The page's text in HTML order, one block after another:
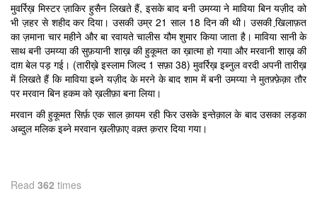
मुवर्रिख़ मिस्टर ज़ाकिर हुसैन लिखते हैं, इसके बाद बनी उमय्या ने माविया बिन यज़ीद को
भी ज़हर से शहीद कर दिया। उसकी उम्र 21 साल 18 दिन की थी। उसकी खि़लाफ़त
का ज़माना चार महीने और बा रवायते चालीस यौम शुमार किया जाता है। माविया सानी के
साथ बनी उमय्या की सुफ़यानी शाख़ की हुकूमत का ख़ात्मा हो गयाा और मरवानी शाख़ की
दाग़ बेल पड़ गई। (तारीख़े इस्लाम जिल्द 1 सफ़ा 38) मुवर्रिख़ इब्नुल वरदी अपनी तारीख़
में लिखते हैं कि माविया इब्ने यज़ीद के मरने के बाद शाम में बनी उमय्या ने मुतफ़्फ़ेक़ा तौर
पर मरवान बिन हकम को ख़लीफ़ा बना लिया।
मरवान की हुकूमत सिर्फ़ एक साल क़ायम रही फिर उसके इन्तेक़ाल के बाद उसका लड़का
अब्दुल मलिक इब्ने मरवान ख़लीफ़ाए वक़्त क़रार दिया गया।
Read 362 times